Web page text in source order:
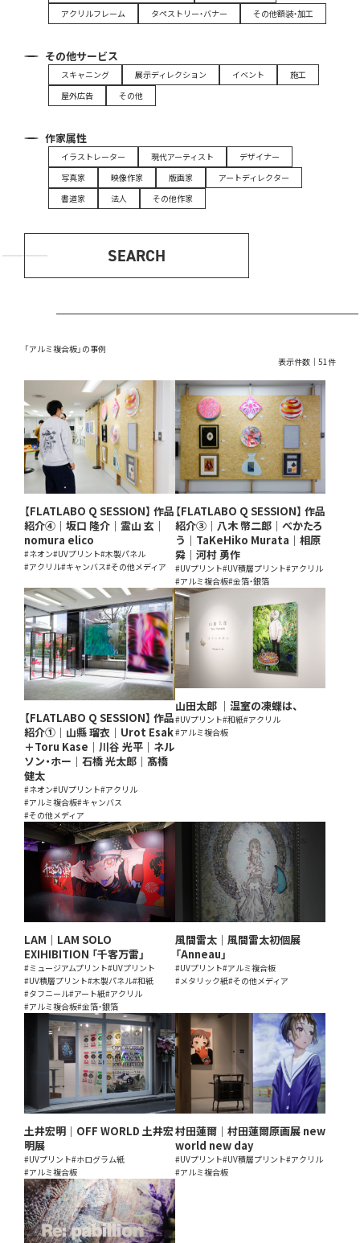
アクリルフレーム
タペストリー・バナー その他額装・加工
その他サービス
スキャニング 展示ディレクション イベント
施工
屋外広告
その他
作家属性
イラストレーター 現代アーティスト
デザイナー
写真家
映像作家 版画家
アートディレクター
書道家
法人 その他作家
SEARCH
「アルミ複合板」の事例
表示件数｜51件
【FLATLABO Q SESSION】 作品
紹介④｜坂口 隆介｜霊山 玄｜
nomura elico
#ネオン#UVプリント#木製パネル
#アクリル#キャンバス#その他メディア
【FLATLABO Q SESSION】 作品
紹介③｜八木 幣二郎｜べかたろ
う｜TaKeHiko Murata｜相原
舜｜河村 勇作
#UVプリント#UV積層プリント#アクリル
#アルミ複合板#金箔・銀箔
【FLATLABO Q SESSION】 作品
紹介①｜山縣 瑠衣｜Urot Esak
＋Toru Kase｜川谷 光平｜ネル
ソン・ホー｜石橋 光太郎｜髙橋
健太
#ネオン#UVプリント#アクリル
#アルミ複合板#キャンバス
#その他メディア
山田太郎 ｜温室の凍蝶は、
#UVプリント#和紙#アクリル
#アルミ複合板
LAM｜LAM SOLO
EXIHIBITION 「千客万雷」
#ミュージアムプリント#UVプリント
#UV積層プリント#木製パネル#和紙
#タフニール#アート紙#アクリル
#アルミ複合板#金箔・銀箔
風間雷太｜風間雷太初個展
「Anneau」
#UVプリント#アルミ複合板
#メタリック紙#その他メディア
土井宏明｜OFF WORLD 土井宏
明展
#UVプリント#ホログラム紙
#アルミ複合板
村田蓮爾｜村田蓮爾原画展 new
world new day
#UVプリント#UV積層プリント#アクリル
#アルミ複合板